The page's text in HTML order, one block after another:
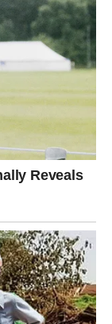
rana. Sećanja
prestaju
a duša
na